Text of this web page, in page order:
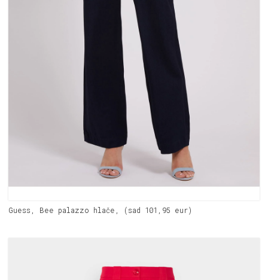
Guess, Bee palazzo hlače, (sad 101,95 eur)